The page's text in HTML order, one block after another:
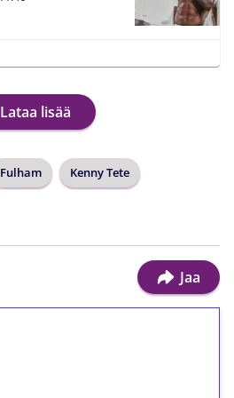
Lataa lisää
Fulham Kenny Tete
Jaa